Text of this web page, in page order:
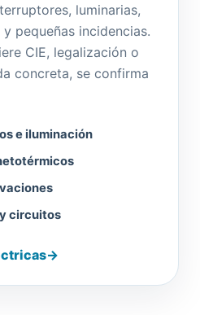
luminarias,
pequeñas incidencias.
CIE, legalización o
concreta, se confirma
e iluminación
circuitos
→